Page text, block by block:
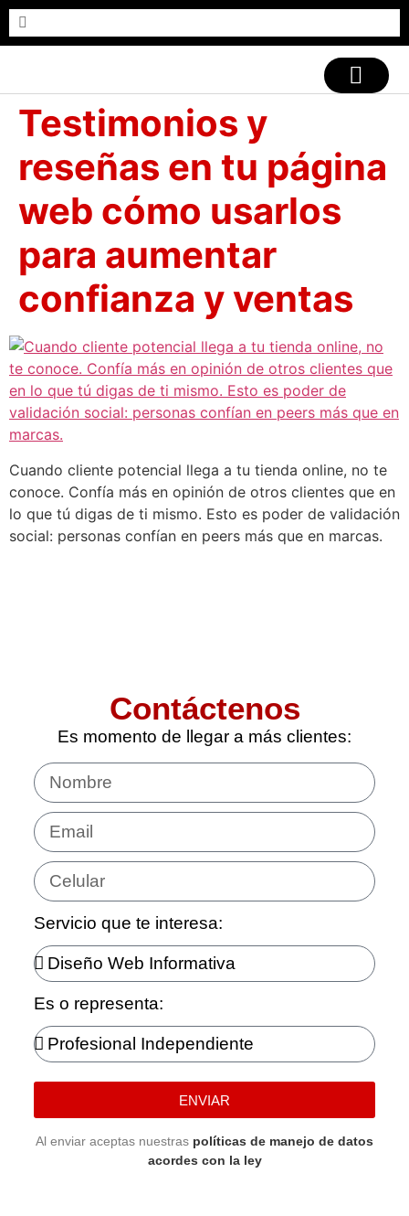
Testimonios y
reseñas en tu página
web cómo usarlos
para aumentar
confianza y ventas
Cuando cliente potencial llega a tu tienda online, no te
conoce. Confía más en opinión de otros clientes que en
lo que tú digas de ti mismo. Esto es poder de validación
social: personas confían en peers más que en marcas.
Contáctenos
Es momento de llegar a más clientes:
Servicio que te interesa:
Es o representa:
ENVIAR
Al enviar aceptas nuestras políticas de manejo de datos
acordes con la ley